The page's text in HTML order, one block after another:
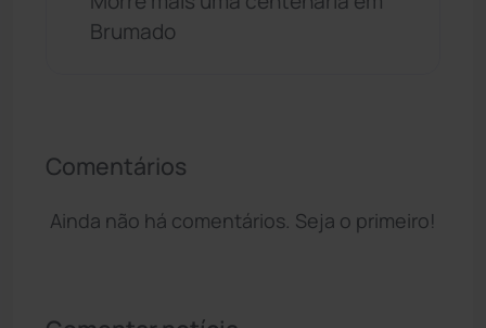
Brumado
Comentários
Ainda não há comentários. Seja o primeiro!